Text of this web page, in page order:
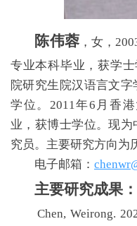
陈伟蓉，女，
专业本科毕业，获学
院研究生院汉语言文
学位。2011年6月香
业，获博士学位。现
究员。主要研究方向为
电子邮箱：
主要研究成果：
Chen, Weirong.